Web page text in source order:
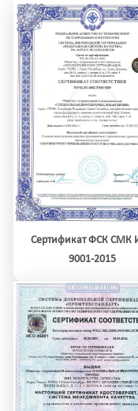
Сертификат ФСК СМК
9001-2015